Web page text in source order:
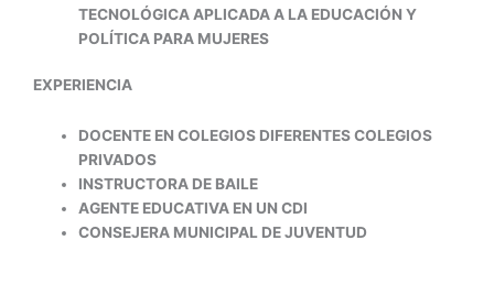
TECNOLÓGICA APLICADA A LA EDUCACIÓN Y
POLÍTICA PARA MUJERES
EXPERIENCIA
DOCENTE EN COLEGIOS DIFERENTES COLEGIOS
PRIVADOS
INSTRUCTORA DE BAILE
AGENTE EDUCATIVA EN UN CDI
CONSEJERA MUNICIPAL DE JUVENTUD